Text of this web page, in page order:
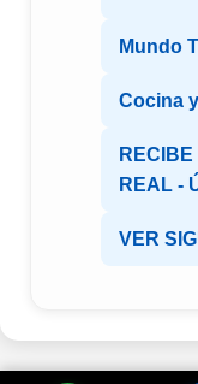
Mundo
Cocina
REAL -
VER